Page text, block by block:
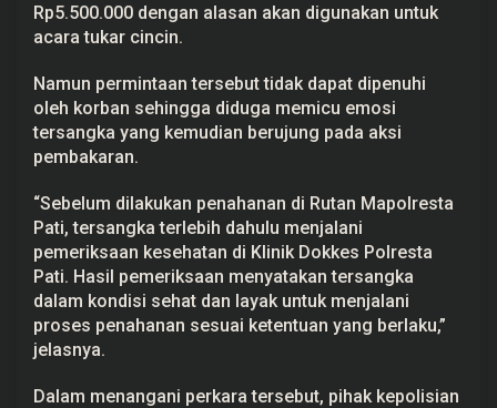
Rp5.500.000 dengan alasan akan digunakan untuk
acara tukar cincin.
Namun permintaan tersebut tidak dapat dipenuhi
oleh korban sehingga diduga memicu emosi
tersangka yang kemudian berujung pada aksi
pembakaran.
“Sebelum dilakukan penahanan di Rutan Mapolresta
Pati, tersangka terlebih dahulu menjalani
pemeriksaan kesehatan di Klinik Dokkes Polresta
Pati. Hasil pemeriksaan menyatakan tersangka
dalam kondisi sehat dan layak untuk menjalani
proses penahanan sesuai ketentuan yang berlaku,”
jelasnya.
Dalam menangani perkara tersebut, pihak kepolisian